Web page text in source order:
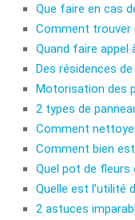
Que faire en cas
Comment trouver
Quand faire
Des résidences
Motorisation des
2 types de
Comment
Comment bien
Quel pot de fleurs
Quelle est l’utilité
2 astuces